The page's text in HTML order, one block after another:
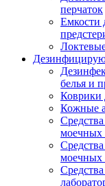
перчаток
Емкости
белья и
Коврики
Кожные